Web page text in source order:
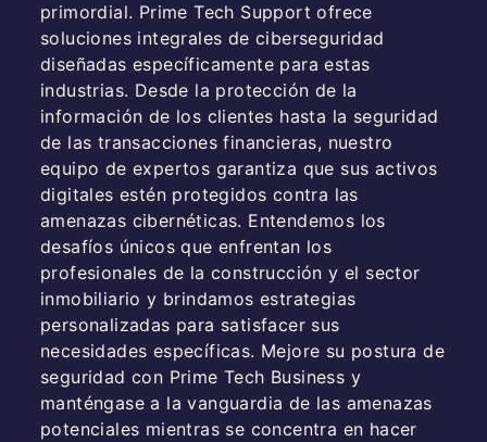
primordial. Prime Tech Support ofrece
soluciones integrales de ciberseguridad
diseñadas específicamente para estas
industrias. Desde la protección de la
información de los clientes hasta la seguridad
de las transacciones financieras, nuestro
equipo de expertos garantiza que sus activos
digitales estén protegidos contra las
amenazas cibernéticas. Entendemos los
desafíos únicos que enfrentan los
profesionales de la construcción y el sector
inmobiliario y brindamos estrategias
personalizadas para satisfacer sus
necesidades específicas. Mejore su postura de
seguridad con Prime Tech Business y
manténgase a la vanguardia de las amenazas
potenciales mientras se concentra en hacer